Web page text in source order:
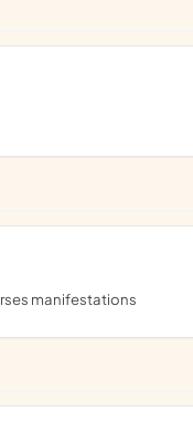
manifestations